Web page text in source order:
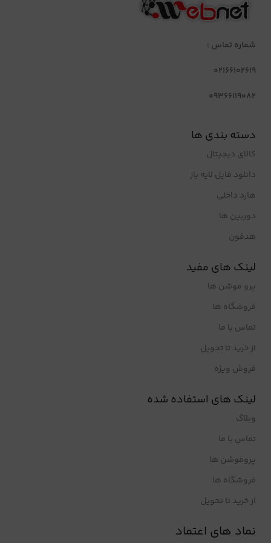
شماره تماس :
02166102619
09366119082
دسته بندی ها
کالای دیجیتال
دانلود فایل لایه باز
هارد داخلی
دوربین ها
هدفون
لینک های مفید
پرو موشن ها
فروشگاه ها
تماس با ما
از خرید تا تحویل
فروش ویژه
لینک های استفاده شده
وبلاگ
تماس با ما
پروموشن ها
فروشگاه ها
از خرید تا تحویل
نماد های اعتماد